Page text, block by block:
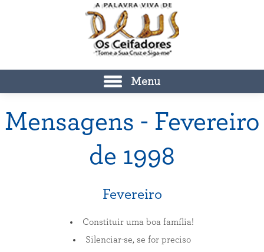
Menu
Mensagens - Fevereiro
de 1998
Fevereiro
Constituir uma boa família!
Silenciar-se, se for preciso